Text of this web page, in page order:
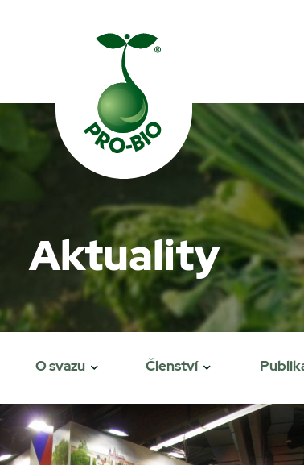
Prohledat PRO-BIO
Aktuality
O svazu Členství